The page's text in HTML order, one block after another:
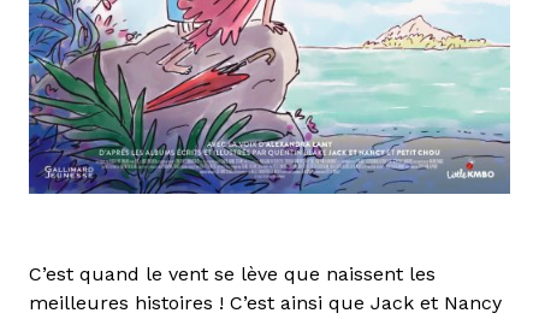
C’est quand le vent se lève que naissent les
meilleures histoires ! C’est ainsi que Jack et Nancy